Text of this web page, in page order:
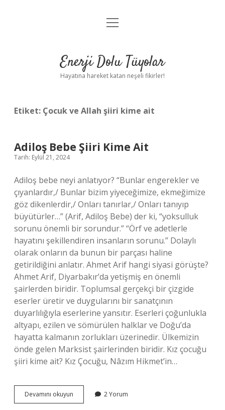
Anasayfa
Yasal Uyarı
menüyü
Enerji Dolu Tüyolar
Hayatına hareket katan neşeli fikirler!
Etiket: Çocuk ve Allah şiiri kime ait
Adiloş Bebe Şiiri Kime Ait
Tarih: Eylül 21, 2024
Adiloş bebe neyi anlatıyor? “Bunlar engerekler ve
çıyanlardır,/ Bunlar bizim yiyeceğimize, ekmeğimize
göz dikenlerdir,/ Onları tanırlar,/ Onları tanıyıp
büyütürler…” (Arif, Adiloş Bebe) der ki, “yoksulluk
sorunu önemli bir sorundur.” “Örf ve adetlerle
hayatını şekillendiren insanların sorunu.” Dolaylı
olarak onların da bunun bir parçası haline
getirildiğini anlatır. Ahmet Arif hangi siyasi görüşte?
Ahmet Arif, Diyarbakır’da yetişmiş en önemli
şairlerden biridir. Toplumsal gerçekçi bir çizgide
eserler üretir ve duygularını bir sanatçının
duyarlılığıyla eserlerine yansıtır. Eserleri çoğunlukla
altyapı, ezilen ve sömürülen halklar ve Doğu’da
hayatta kalmanın zorlukları üzerinedir. Ülkemizin
önde gelen Marksist şairlerinden biridir. Kız çocuğu
şiiri kime ait? Kız Çocuğu, Nâzım Hikmet’in…
Devamını okuyun
Bebe
2 Yorum